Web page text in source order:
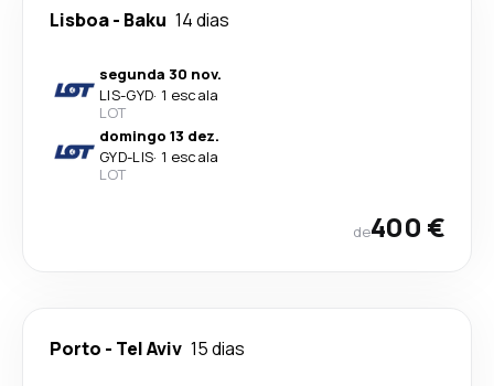
Lisboa- Baku 14 dias
segunda 30 nov.
LIS-GYD· 1 escala
LOT
domingo 13 dez.
GYD-LIS· 1 escala
LOT
de400 €
Porto - Tel Aviv 15 dias